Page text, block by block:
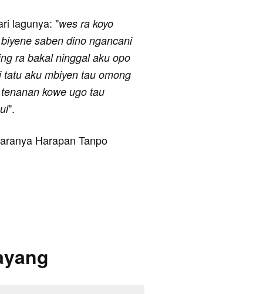
lagunya: "wes ra koyo
saben dino ngancani
ra bakal ninggal aku opo
aku mbiyen tau omong
kowe ugo tau
".
Harapan Tanpo